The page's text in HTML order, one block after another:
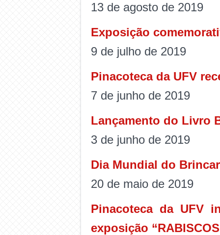
13 de agosto de 2019
Exposição
9 de julho de 2019
Pinacoteca da UFV
7 de junho de 2019
Lançamento do Livro
3 de junho de 2019
Dia Mundial do
20 de maio de 2019
Pinacoteca da UFV
exposição